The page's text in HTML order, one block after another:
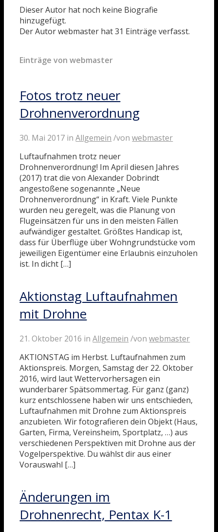
Dieser Autor hat noch keine Biografie
hinzugefügt.
Der Autorwebmaster hat 31 Einträge verfasst.
Einträge von webmaster
Fotos trotz neuer
Drohnenverordnung
30. Mai 2017 inAllgemein /vonwebmaster
Luftaufnahmen trotz neuer
Drohnenverordnung! Im April diesen Jahres
(2017) trat die von Alexander Dobrindt
angestoßene sogenannte „Neue
Drohnenverordnung“ in Kraft. Viele Punkte
wurden neu geregelt, was die Planung von
Flugeinsätzen für uns in den meisten Fällen
aufwändiger gestaltet. Größtes Handicap ist,
dass für Überflüge über Wohngrundstücke vom
jeweiligen Eigentümer eine Erlaubnis einzuholen
ist. In dicht […]
Aktionstag Luftaufnahmen
mit Drohne
21. Oktober 2016 inAllgemein /vonwebmaster
AKTIONSTAG im Herbst. Luftaufnahmen zum
Aktionspreis. Morgen, Samstag der 22. Oktober
2016, wird laut Wettervorhersagen ein
wunderbarer Spätsommertag. Für ganz (ganz)
kurz entschlossene haben wir uns entschieden,
Luftaufnahmen mit Drohne zum Aktionspreis
anzubieten. Wir fotografieren dein Objekt (Haus,
Garten, Firma, Vereinsheim, Sportplatz, …) aus
verschiedenen Perspektiven mit Drohne aus der
Vogelperspektive. Du wählst dir aus einer
Vorauswahl […]
Änderungen im
Drohnenrecht, Pentax K-1